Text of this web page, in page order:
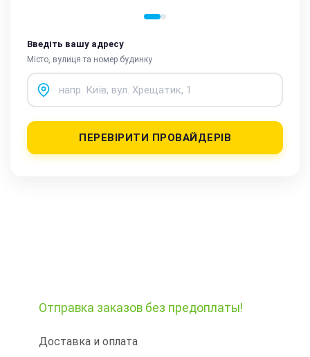
Введіть вашу адресу
Місто, вулиця та номер будинку
ПЕРЕВІРИТИ ПРОВАЙДЕРІВ
Отправка заказов без предоплаты!
Доставка и оплата